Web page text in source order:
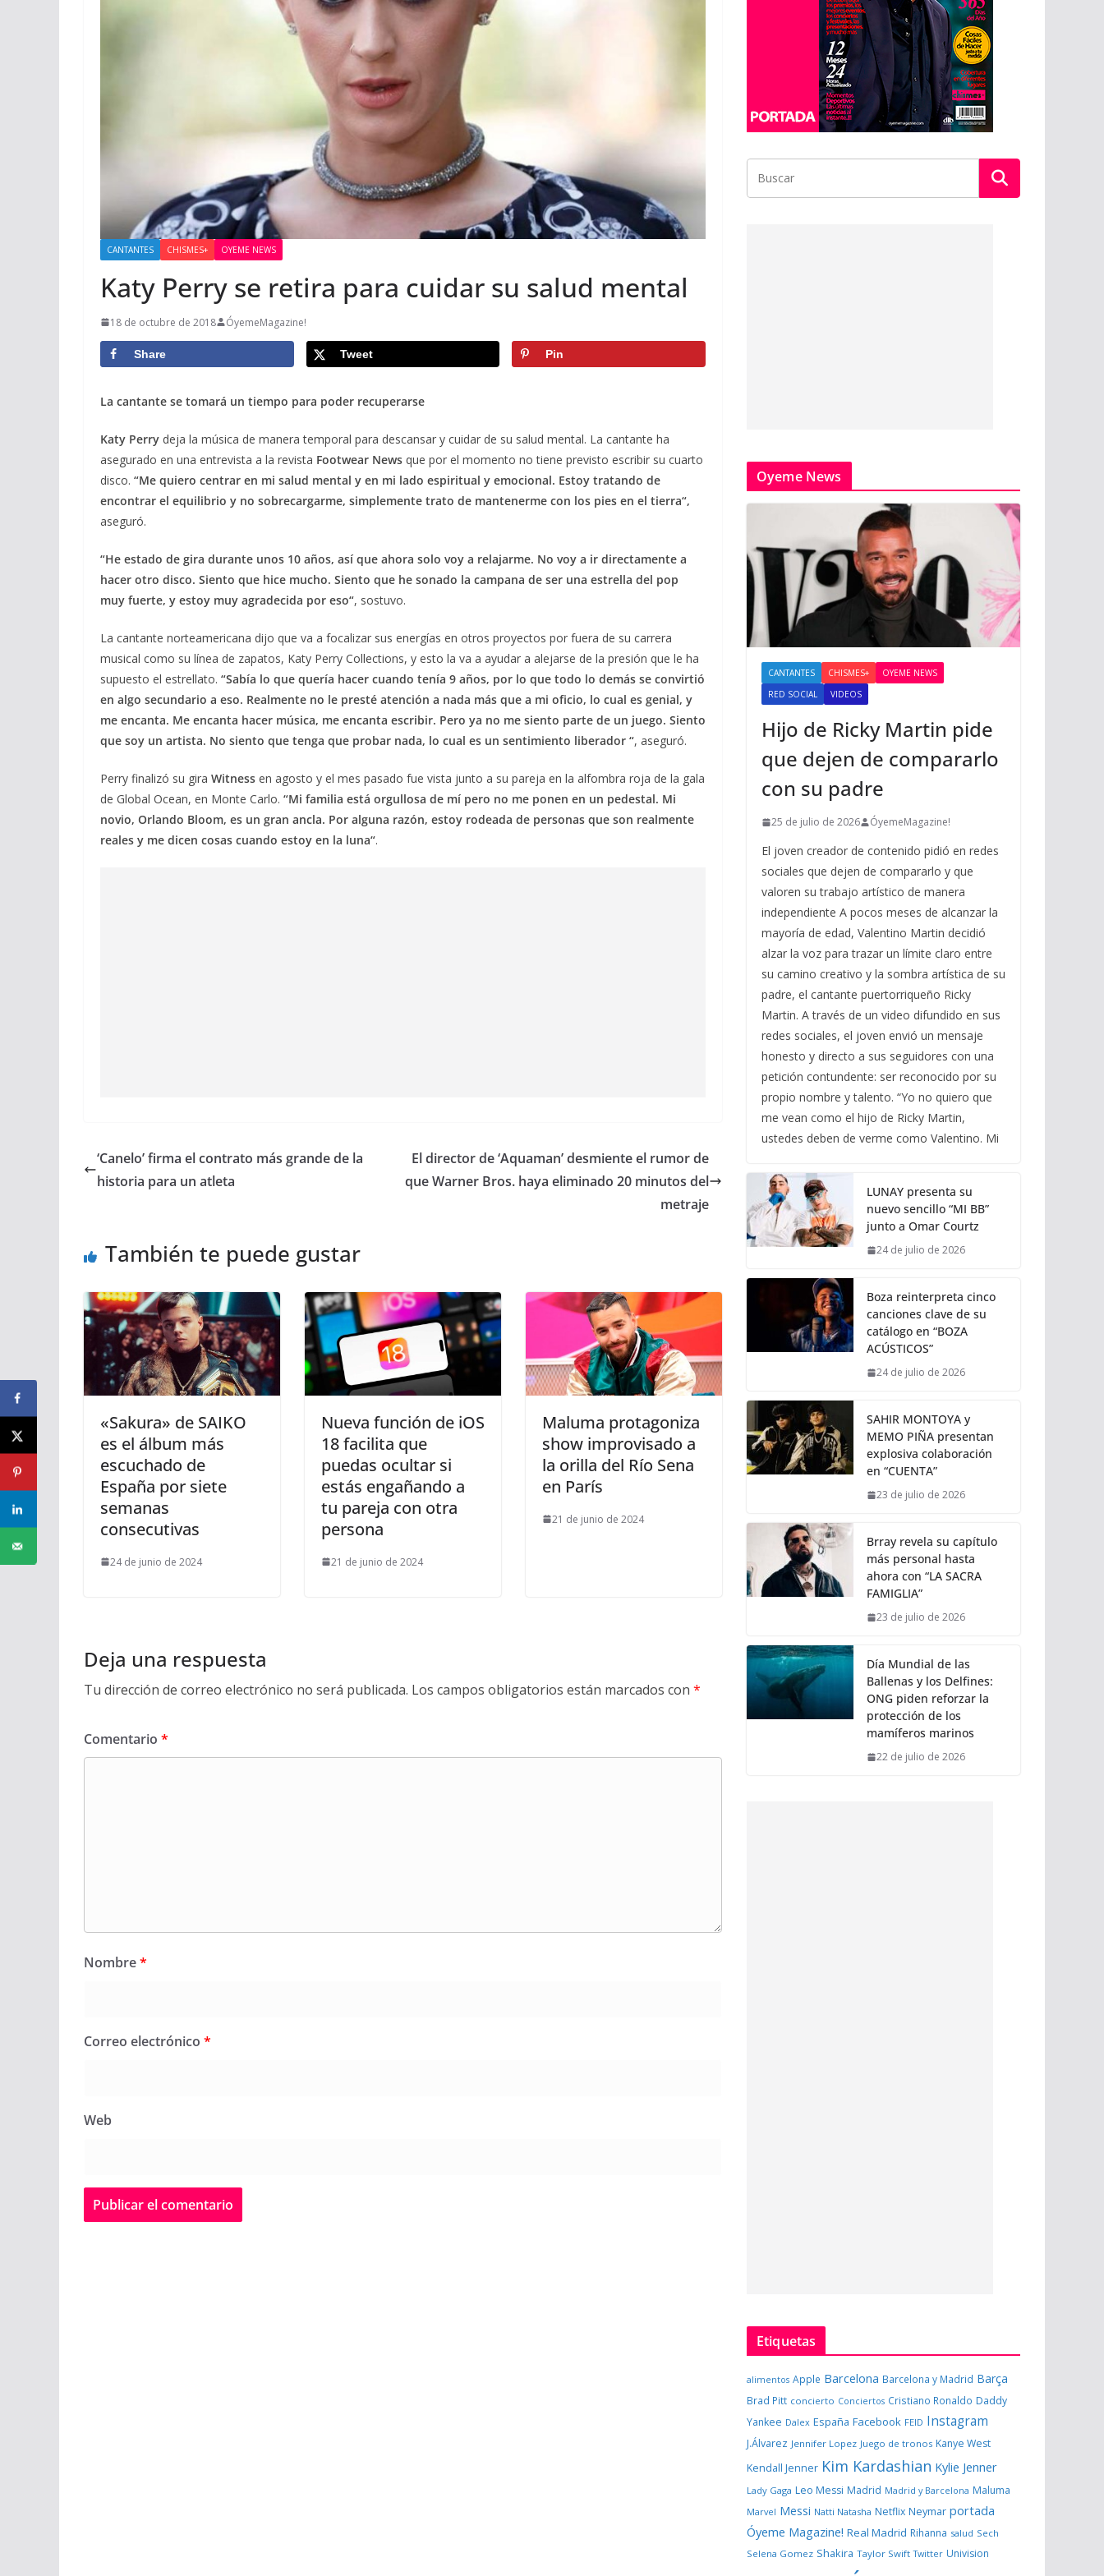
CANTANTES CHISMES+ OYEME NEWS
Katy Perry se retira para cuidar su salud mental
18 de octubre de 2018 ÓyemeMagazine!
Share Tweet Pin
La cantante se tomará un tiempo para poder recuperarse
Katy Perry deja la música de manera temporal para descansar y cuidar de su salud mental. La cantante ha
asegurado en una entrevista a la revista Footwear News que por el momento no tiene previsto escribir su cuarto
disco. “Me quiero centrar en mi salud mental y en mi lado espiritual y emocional. Estoy tratando de
encontrar el equilibrio y no sobrecargarme, simplemente trato de mantenerme con los pies en el tierra“,
aseguró.
“He estado de gira durante unos 10 años, así que ahora solo voy a relajarme. No voy a ir directamente a
hacer otro disco. Siento que hice mucho. Siento que he sonado la campana de ser una estrella del pop
muy fuerte, y estoy muy agradecida por eso“, sostuvo.
La cantante norteamericana dijo que va a focalizar sus energías en otros proyectos por fuera de su carrera
musical como su línea de zapatos, Katy Perry Collections, y esto la va a ayudar a alejarse de la presión que le ha
supuesto el estrellato. “Sabía lo que quería hacer cuando tenía 9 años, por lo que todo lo demás se convirtió
en algo secundario a eso. Realmente no le presté atención a nada más que a mi oficio, lo cual es genial, y
me encanta. Me encanta hacer música, me encanta escribir. Pero ya no me siento parte de un juego. Siento
que soy un artista. No siento que tenga que probar nada, lo cual es un sentimiento liberador “, aseguró.
Perry finalizó su gira Witness en agosto y el mes pasado fue vista junto a su pareja en la alfombra roja de la gala
de Global Ocean, en Monte Carlo. “Mi familia está orgullosa de mí pero no me ponen en un pedestal. Mi
novio, Orlando Bloom, es un gran ancla. Por alguna razón, estoy rodeada de personas que son realmente
reales y me dicen cosas cuando estoy en la luna“.
‘Canelo’ firma el contrato más grande de la
historia para un atleta
El director de ‘Aquaman’ desmiente el rumor de
que Warner Bros. haya eliminado 20 minutos del
metraje
También te puede gustar
«Sakura» de SAIKO
es el álbum más
escuchado de
España por siete
semanas
consecutivas
24 de junio de 2024
Nueva función de iOS
18 facilita que
puedas ocultar si
estás engañando a
tu pareja con otra
persona
21 de junio de 2024
Maluma protagoniza
show improvisado a
la orilla del Río Sena
en París
21 de junio de 2024
Deja una respuesta
Tu dirección de correo electrónico no será publicada. Los campos obligatorios están marcados con *
Comentario *
Nombre*
Correo electrónico *
Web
Oyeme News
CANTANTES CHISMES+
OYEME NEWS
RED SOCIAL
VIDEOS
Hijo de Ricky Martin pide
que dejen de compararlo
con su padre
25 de julio de 2026 ÓyemeMagazine!
El joven creador de contenido pidió en redes
sociales que dejen de compararlo y que
valoren su trabajo artístico de manera
independiente A pocos meses de alcanzar la
mayoría de edad, Valentino Martin decidió
alzar la voz para trazar un límite claro entre
su camino creativo y la sombra artística de su
padre, el cantante puertorriqueño Ricky
Martin. A través de un video difundido en sus
redes sociales, el joven envió un mensaje
honesto y directo a sus seguidores con una
petición contundente: ser reconocido por su
propio nombre y talento. “Yo no quiero que
me vean como el hijo de Ricky Martin,
ustedes deben de verme como Valentino. Mi
LUNAY presenta su
nuevo sencillo “MI BB”
junto a Omar Courtz
24 de julio de 2026
Boza reinterpreta cinco
canciones clave de su
catálogo en “BOZA
ACÚSTICOS”
24 de julio de 2026
SAHIR MONTOYA y
MEMO PIÑA presentan
explosiva colaboración
en “CUENTA”
23 de julio de 2026
Brray revela su capítulo
más personal hasta
ahora con “LA SACRA
FAMIGLIA”
23 de julio de 2026
Día Mundial de las
Ballenas y los Delfines:
ONG piden reforzar la
protección de los
mamíferos marinos
22 de julio de 2026
Etiquetas
alimentos Apple Barcelona Barcelona y Madrid Barça
Brad Pitt concierto Conciertos Cristiano Ronaldo Daddy
Yankee Dalex España Facebook FEID Instagram
J.Álvarez Jennifer Lopez Juego de tronos Kanye West
Kendall Jenner Kim Kardashian Kylie Jenner
Lady Gaga Leo Messi Madrid Madrid y Barcelona Maluma
Marvel Messi Natti Natasha Netflix Neymar portada
Óyeme Magazine! Real Madrid Rihanna salud Sech
Selena Gomez Shakira Taylor Swift Twitter Univision